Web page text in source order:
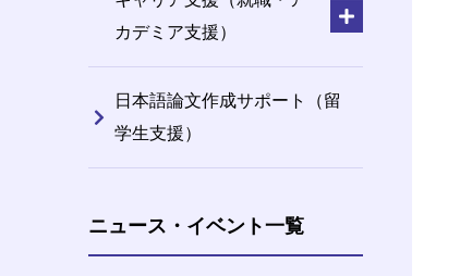
カデミア支援）
日本語論文作成サポート（留
学生支援）
ニュース・イベント一覧